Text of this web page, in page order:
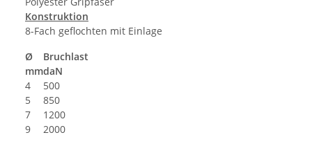
Konstruktion
8-Fach geflochten mit Einlage
Ø
mm
Bruchlast
daN
4
500
5
850
7
1200
9
2000